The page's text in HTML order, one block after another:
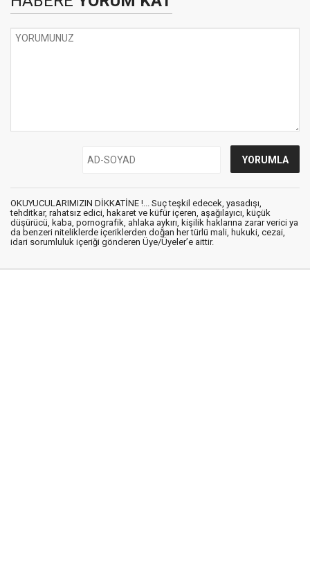
OKUYUCULARIMIZIN DİKKATİNE !... Suç teşkil edecek, yasadışı,
tehditkar, rahatsız edici, hakaret ve küfür içeren, aşağılayıcı, küçük
düşürücü, kaba, pornografik, ahlaka aykırı, kişilik haklarına zarar verici ya
da benzeri niteliklerde içeriklerden doğan her türlü mali, hukuki, cezai,
idari sorumluluk içeriği gönderen Üye/Üyeler’e aittir.